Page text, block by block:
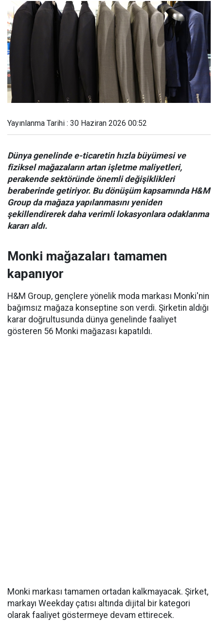
Yayınlanma Tarihi : 30 Haziran 2026 00:52
Dünya genelinde e-ticaretin hızla büyümesi ve
fiziksel mağazaların artan işletme maliyetleri,
perakende sektöründe önemli değişiklikleri
beraberinde getiriyor. Bu dönüşüm kapsamında H&M
Group da mağaza yapılanmasını yeniden
şekillendirerek daha verimli lokasyonlara odaklanma
kararı aldı.
Monki mağazaları tamamen
kapanıyor
H&M Group, gençlere yönelik moda markası Monki'nin
bağımsız mağaza konseptine son verdi. Şirketin aldığı
karar doğrultusunda dünya genelinde faaliyet
gösteren 56 Monki mağazası kapatıldı.
Monki markası tamamen ortadan kalkmayacak. Şirket,
markayı Weekday çatısı altında dijital bir kategori
olarak faaliyet göstermeye devam ettirecek.